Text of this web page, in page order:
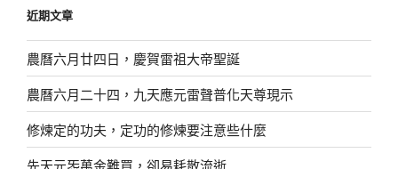
字:
近期文章
農曆六月廿四日，慶賀雷祖大帝聖誕
農曆六月二十四，九天應元雷聲普化天尊現示
修煉定的功夫，定功的修煉要注意些什麼
先天元炁萬金難買，卻易耗散流逝